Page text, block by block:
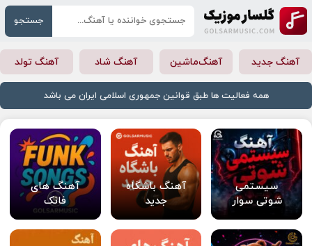
جستجو
آهنگ جدید آهنگ‌ماشین آهنگ شاد آهنگ تولد
همه فعالیت ها طبق قوانین جمهوری اسلامی ایران می باشد
سیستمی
شوتی سوار
آهنگ باشگاه
جدید
آهنگ های
فانک